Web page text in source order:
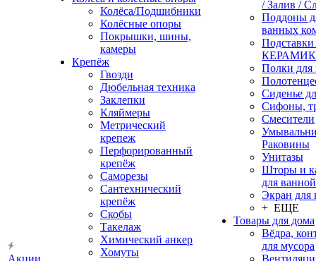
Акции
Колёса/Подшибники
Колёсные опоры
Покрышки, шины,
камеры
Крепёж
Гвозди
Дюбельная техника
Заклепки
Кляймеры
Метрический
крепеж
Перфорированный
крепёж
Саморезы
Сантехнический
крепёж
Скобы
Такелаж
Химический анкер
Хомуты
/ Залив /
Поддоны
ванных
Полки для
Сиденье
Сифоны,
Смесители
Раковины
Унитазы
Шторы и
для ванной
Экран для
+ ЕЩЕ
Товары для дома
Вёдра,
для мусора